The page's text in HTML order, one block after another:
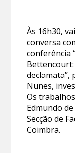
Às 16h30,
conversa
conferência
Bettencourt:
Nunes,
Os
Edmundo
Secção de
Coimbra.